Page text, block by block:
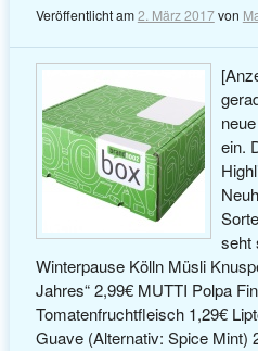
Veröffentlicht am2. März 2017von
ein.
seht
Winterpause Kölln Müsli
Jahres“ 2,99€ MUTTI Polpa
Tomatenfruchtfleisch 1,29€
Guave (Alternativ: Spice Mint)